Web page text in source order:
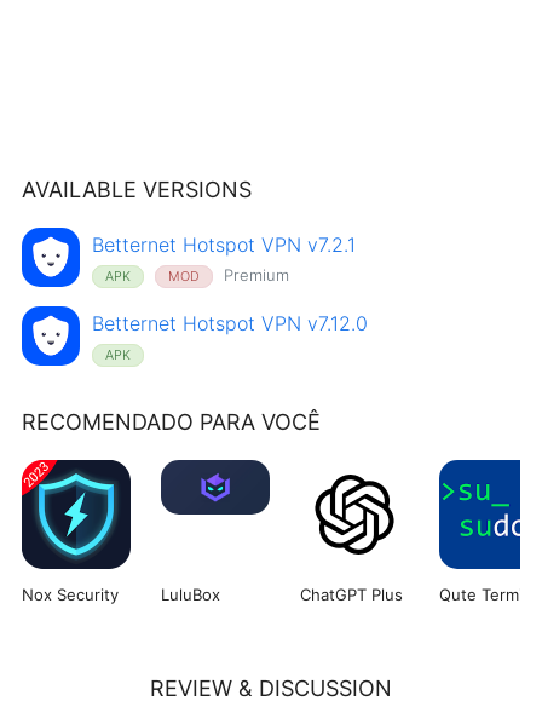
AVAILABLE VERSIONS
Betternet Hotspot VPN v7.2.1
APK MOD Premium
Betternet Hotspot VPN v7.12.0
APK
RECOMENDADO PARA VOCÊ
Nox Security LuluBox ChatGPT Plus
REVIEW & DISCUSSION